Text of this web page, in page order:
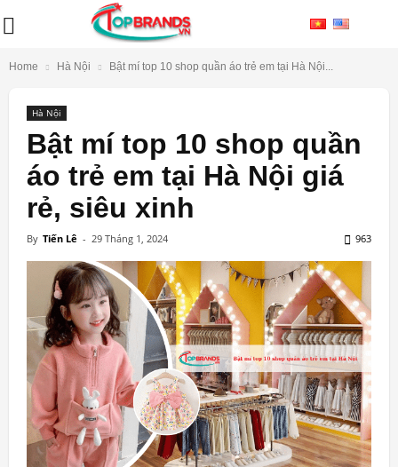
Home Hà Nội Bật mí top 10 shop quần áo trẻ em tại Hà Nội...
Hà Nội
Bật mí top 10 shop quần
áo trẻ em tại Hà Nội giá
rẻ, siêu xinh
By Tiến Lê - 29 Tháng 1, 2024 963